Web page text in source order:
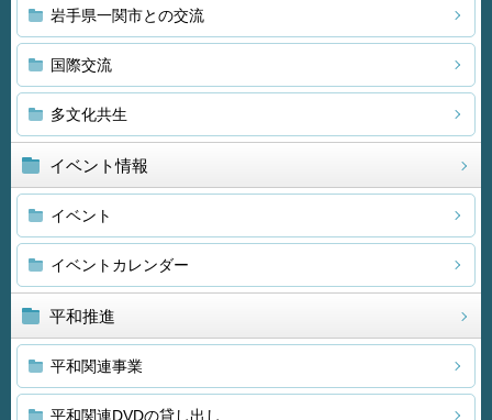
岩手県一関市との交流
国際交流
多文化共生
イベント情報
イベント
イベントカレンダー
平和推進
平和関連事業
平和関連DVDの貸し出し